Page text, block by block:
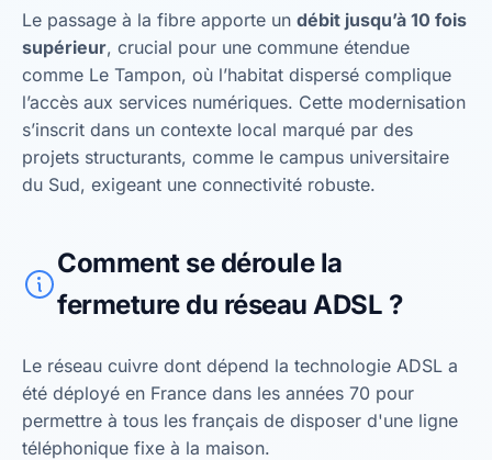
Le passage à la fibre apporte un débit jusqu’à 10 fois
supérieur, crucial pour une commune étendue
comme Le Tampon, où l’habitat dispersé complique
l’accès aux services numériques. Cette modernisation
s’inscrit dans un contexte local marqué par des
projets structurants, comme le campus universitaire
du Sud, exigeant une connectivité robuste.
Comment se déroule la
fermeture du réseau ADSL ?
Le réseau cuivre dont dépend la technologie ADSL a
été déployé en France dans les années 70 pour
permettre à tous les français de disposer d'une ligne
téléphonique fixe à la maison.